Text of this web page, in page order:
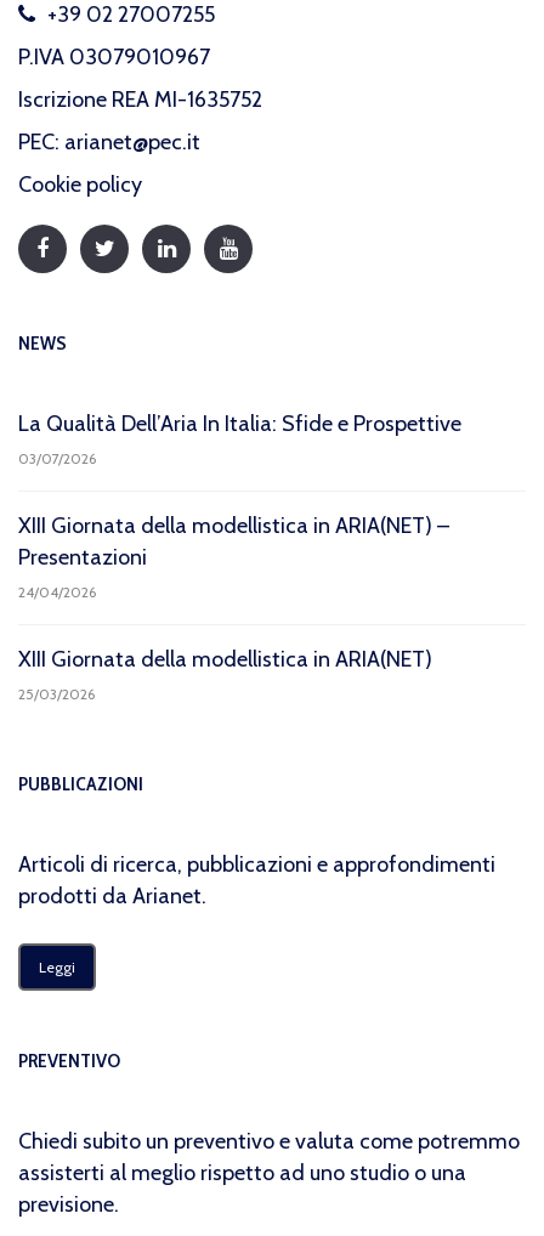
+39 02 27007255
P.IVA 03079010967
Iscrizione REA MI-1635752
PEC: arianet@pec.it
Cookie policy
NEWS
La Qualità Dell’Aria In Italia: Sfide e Prospettive
03/07/2026
XIII Giornata della modellistica in ARIA(NET) –
Presentazioni
24/04/2026
XIII Giornata della modellistica in ARIA(NET)
25/03/2026
PUBBLICAZIONI
Articoli di ricerca, pubblicazioni e approfondimenti
prodotti da Arianet.
Leggi
PREVENTIVO
Chiedi subito un preventivo e valuta come potremmo
assisterti al meglio rispetto ad uno studio o una
previsione.